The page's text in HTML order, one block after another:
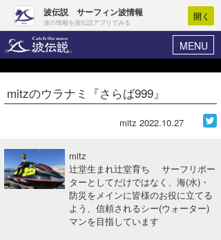
波伝説 サーフィン波情報
波の情報を波伝説アプリでみる
開く
MENU
ヘルプ マイホーム
ログイン
波情報･概況
WAVE HUNTER波予想ツール
mitzのウラナミ『さらば999』
mitz 2022.10.27
mitz
辻堂生まれ辻堂育ち サーフリポー
ターとしてだけではなく、海(水)・
防災をメインに皆様のお役に立てる
よう、信頼されるシー(ウォーター)
マンを目指しています
Core Surf Japan
ファッション/グッズ
アート＆エンタメ